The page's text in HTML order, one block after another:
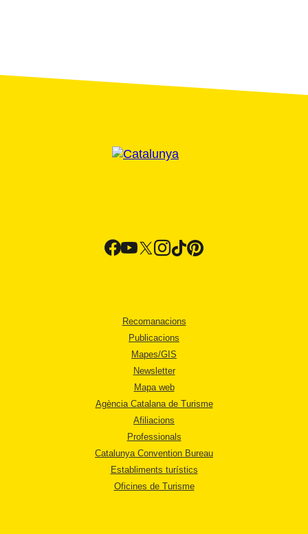
Recomanacions
Publicacions
Mapes/GIS
Newsletter
Mapa web
Agència Catalana de Turisme
Afiliacions
Professionals
Catalunya Convention Bureau
Establiments turístics
Oficines de Turisme